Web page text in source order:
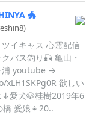
🐲
イキャス 心霊配信
バス釣り🎣 亀山・
浦 youtube →
欲しい
↓愛犬🐶桂樹2019年6
橋 愛娘👧20..